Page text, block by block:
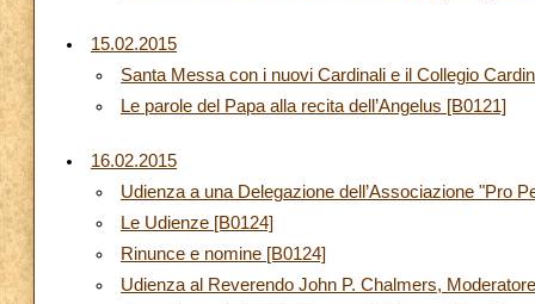
15.02.2015
Santa Messa con i nuovi Cardinali e il Collegio
Le parole del Papa alla recita dell’Angelus [B0121]
16.02.2015
Udienza a una Delegazione dell’Associazione "Pro
Le Udienze [B0124]
Rinunce e nomine [B0124]
Udienza al Reverendo John P. Chalmers,